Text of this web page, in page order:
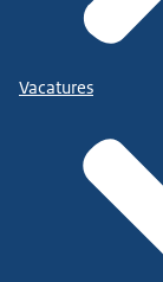
Vacatures